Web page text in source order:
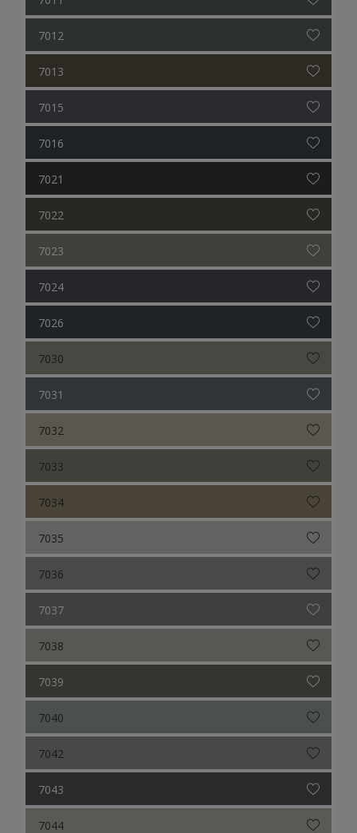
7012
7013
7015
7016
7021
7022
7023
7024
7026
7030
7031
7032
7033
7034
7035
7036
7037
7038
7039
7040
7042
7043
7044